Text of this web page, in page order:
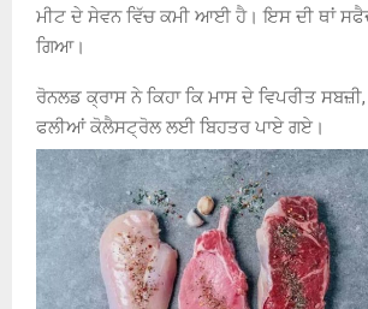
ਮੀਟ ਦੇ ਸੇਵਨ ਵਿੱਚ ਕਮੀ ਆਈ ਹੈ। ਇਸ ਦੀ ਥਾਂ
ਗਿਆ।
ਰੋਨਲਡ ਕ੍ਰਾਸ ਨੇ ਕਿਹਾ ਕਿ ਮਾਸ ਦੇ ਵਿਪਰੀਤ
ਫਲੀਆਂ ਕੋਲੈਸਟ੍ਰੋਲ ਲਈ ਬਿਹਤਰ ਪਾਏ ਗਏ।